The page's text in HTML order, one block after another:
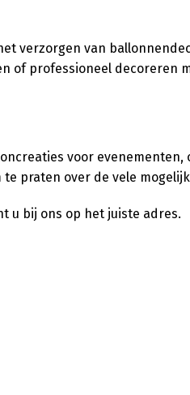
verzorgen van
of professioneel decoreren
voor
praten over de vele
u bij ons op het juiste adres.